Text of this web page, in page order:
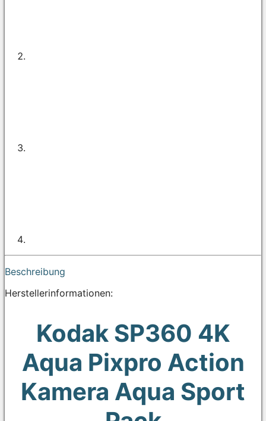
Beschreibung
Herstellerinformationen:
Kodak SP360 4K
Aqua Pixpro Action
Kamera Aqua Sport